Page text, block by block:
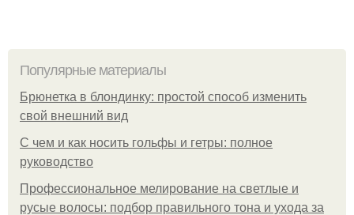
Популярные материалы
Брюнетка в блондинку: простой способ изменить
свой внешний вид
С чем и как носить гольфы и гетры: полное
руководство
Профессиональное мелирование на светлые и
русые волосы: подбор правильного тона и ухода за